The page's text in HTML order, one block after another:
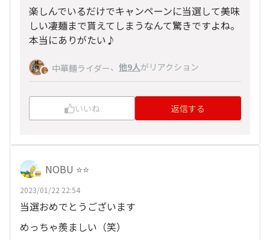
楽しんでいるだけでキャンペーンに当選して美味
しい凄麺まで貰えてしまうなんて驚きですよね。
本当にありがたい♪
中華麺ライダー、 他9人がリアクション
いいね 返信する
NOBU ⭐️⭐️
2023/01/22 22:54
当選おめでとうございます
めっちゃ羨ましい（笑）